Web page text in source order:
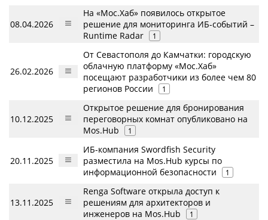
08.04.2026
На «Мос.Хаб» появилось открытое
решение для мониторинга ИБ-событий –
Runtime Radar
1
26.02.2026
От Севастополя до Камчатки: городскую
облачную платформу «Мос.Хаб»
посещают разработчики из более чем 80
регионов России
1
10.12.2025
Открытое решение для бронирования
переговорных комнат опубликовано на
Mos.Hub
1
20.11.2025
ИБ-компания Swordfish Security
разместила на Mos.Hub курсы по
информационной безопасности
1
13.11.2025
Renga Software открыла доступ к
решениям для архитекторов и
инженеров на Mos.Hub
1